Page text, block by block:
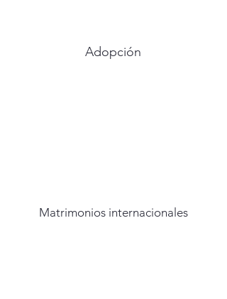
Adopción
Matrimonios internacionales